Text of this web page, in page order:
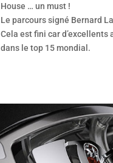
House … un must !
Le parcours signé Bernard
Cela est fini car
dans le top 15 mondial.